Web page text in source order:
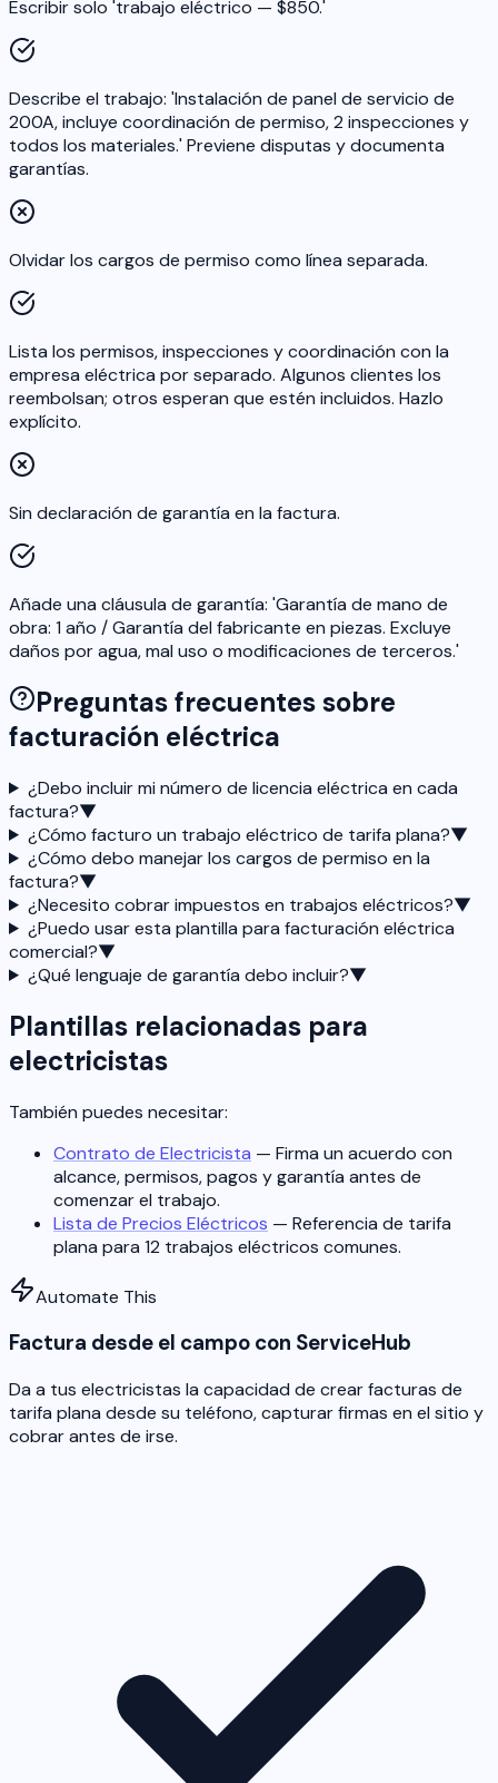
Escribir solo 'trabajo eléctrico — $850.'
Describe el trabajo: 'Instalación de panel de servicio de
200A, incluye coordinación de permiso, 2 inspecciones y
todos los materiales.' Previene disputas y documenta
garantías.
Olvidar los cargos de permiso como línea separada.
Lista los permisos, inspecciones y coordinación con la
empresa eléctrica por separado. Algunos clientes los
reembolsan; otros esperan que estén incluidos. Hazlo
explícito.
Sin declaración de garantía en la factura.
Añade una cláusula de garantía: 'Garantía de mano de
obra: 1 año / Garantía del fabricante en piezas. Excluye
daños por agua, mal uso o modificaciones de terceros.'
Preguntas frecuentes sobre
facturación eléctrica
¿Debo incluir mi número de licencia eléctrica en cada
factura?▼
¿Cómo facturo un trabajo eléctrico de tarifa plana?▼
¿Cómo debo manejar los cargos de permiso en la
factura?▼
¿Necesito cobrar impuestos en trabajos eléctricos?▼
¿Puedo usar esta plantilla para facturación eléctrica
comercial?▼
¿Qué lenguaje de garantía debo incluir?▼
Plantillas relacionadas para
electricistas
También puedes necesitar:
Contrato de Electricista — Firma un acuerdo con
alcance, permisos, pagos y garantía antes de
comenzar el trabajo.
Lista de Precios Eléctricos — Referencia de tarifa
plana para 12 trabajos eléctricos comunes.
Automate This
Factura desde el campo con ServiceHub
Da a tus electricistas la capacidad de crear facturas de
tarifa plana desde su teléfono, capturar firmas en el sitio y
cobrar antes de irse.